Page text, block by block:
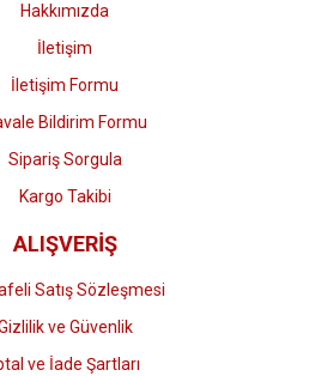
Gönder
Hakkımızda
İletişim
İletişim Formu
Bildirim Formu
Sipariş Sorgula
Kargo Takibi
ALIŞVERİŞ
Satış Sözleşmesi
ve Güvenlik
ve İade Şartları